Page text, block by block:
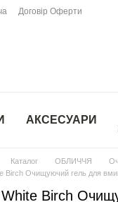
Договір Оферти
АКСЕСУАРИ
Каталог ОБЛИЧЧЯ
Birch Очищуючий гель для
Birch